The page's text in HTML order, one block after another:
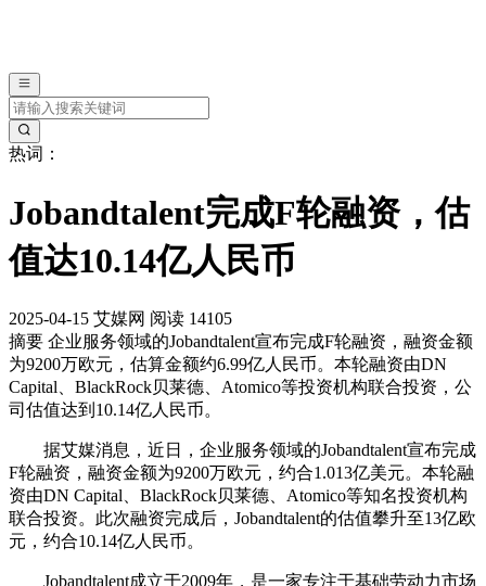
热词：
Jobandtalent完成F轮融资，估
值达10.14亿人民币
2025-04-15 艾媒网 阅读 14105
摘要 企业服务领域的Jobandtalent宣布完成F轮融资，融资金额
为9200万欧元，估算金额约6.99亿人民币。本轮融资由DN
Capital、BlackRock贝莱德、Atomico等投资机构联合投资，公
司估值达到10.14亿人民币。
据艾媒消息，近日，企业服务领域的Jobandtalent宣布完成
F轮融资，融资金额为9200万欧元，约合1.013亿美元。本轮融
资由DN Capital、BlackRock贝莱德、Atomico等知名投资机构
联合投资。此次融资完成后，Jobandtalent的估值攀升至13亿欧
元，约合10.14亿人民币。
Jobandtalent成立于2009年，是一家专注于基础劳动力市场